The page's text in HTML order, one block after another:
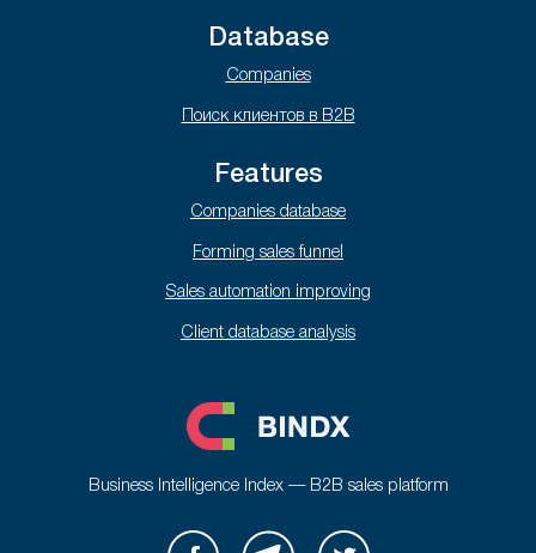
Database
Companies
Поиск клиентов в B2B
Features
Companies database
Forming sales funnel
Sales automation improving
Client database analysis
Business Intelligence Index — B2B sales platform